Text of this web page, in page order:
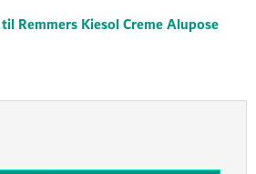
Remmers Kiesol Creme Alupose